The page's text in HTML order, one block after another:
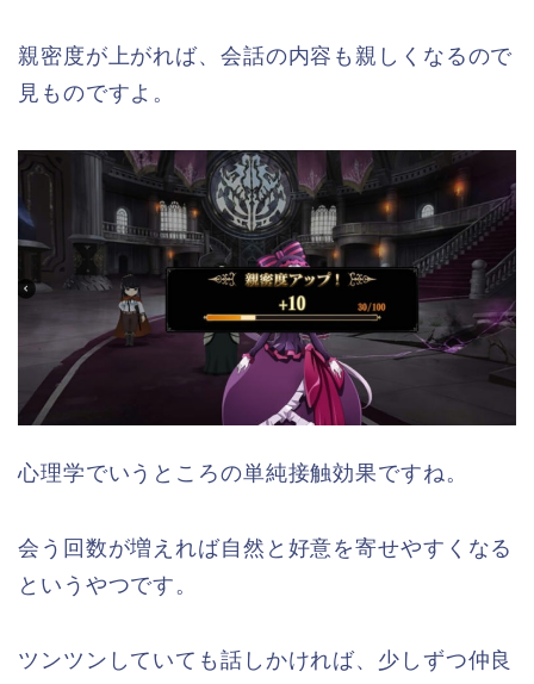
親密度が上がれば、会話の内容も親しくなるので
見ものですよ。
心理学でいうところの単純接触効果ですね。
会う回数が増えれば自然と好意を寄せやすくなる
というやつです。
ツンツンしていても話しかければ、少しずつ仲良